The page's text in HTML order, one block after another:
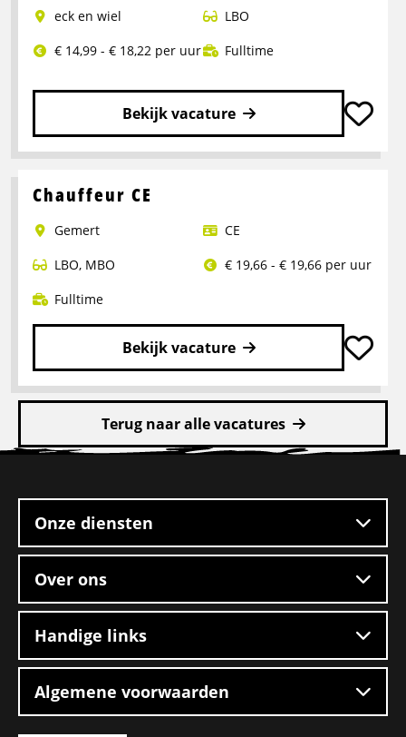
Stukgoed
|
Assen
eck en wiel
LBO
€ 14,99 - € 18,22 per uur
Fulltime
Bekijk vacature
Lees
over
met
doorgroeimogelijkheid
rijbewijs
Chauffeur CE
Gemert
CE
LBO, MBO
€ 19,66 - € 19,66 per uur
Fulltime
Bekijk vacature
Lees
meer
Chauffeur
Terug naar alle vacatures
footer
Onze diensten
Over ons
Handige links
Algemene voorwaarden